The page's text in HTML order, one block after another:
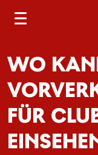
WO
FÜR